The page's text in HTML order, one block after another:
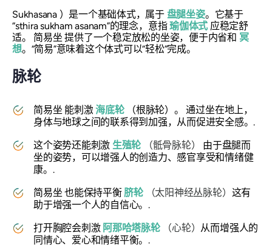
Sukhasana）是一个基础体式，属于 盘腿坐姿。它基于
“sthira sukham asanam”的理念，意指瑜伽体式 应稳定舒
适。 简易坐 提供了一个稳定放松的坐姿，便于内省和 冥
想。“简易”意味着这个体式可以“轻松”完成。
脉轮
简易坐 能刺激 海底轮（根脉轮）。
通过坐在地上，
身体与地球之间的联系得到加强，从而促进安全感。.
这个姿势还能刺激 生殖轮 （骶骨脉轮）
由于盘腿而
坐的姿势，可以增强人的创造力、感官享受和情绪健
康。.
简易坐 也能保持平衡 脐轮（太阳神经丛脉轮） 这有
助于增强一个人的自信心。.
打开胸腔会刺激 阿那哈塔脉轮（心轮） 从而增强人的
同情心、爱心和情绪平衡。.